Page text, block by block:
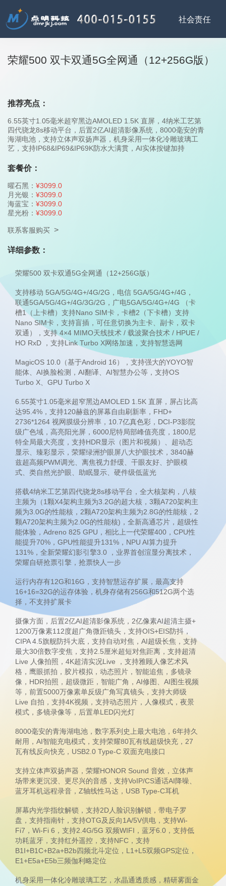
荣耀500 双卡双通5G全网通（12+256G版）
推荐亮点：
6.55英寸1.05毫米超窄黑边AMOLED 1.5K 直屏，4纳米工艺第
四代骁龙8s移动平台，后置2亿AI超清影像系统，8000毫安的青
海湖电池，支持立体声双扬声器，机身采用一体化冷雕玻璃工
艺，支持IP68&IP69&IP69K防水大满贯，AI实体按键加持
套餐价：
曜石黑： ¥3099.0
月光银： ¥3099.0
海蓝宝： ¥3099.0
星光粉： ¥3099.0
联系客服购买 >
详细参数：
荣耀500 双卡双通5G全网通（12+256G版）
支持移动 5GA/5G/4G+/4G/2G，电信 5GA/5G/4G+/4G，
联通5GA/5G/4G+/4G/3G/2G，广电5GA/5G/4G+/4G （卡
槽1（上卡槽）支持Nano SIM卡，卡槽2（下卡槽）支持
Nano SIM卡，支持盲插，可任意切换为主卡、副卡，双卡
双通），支持 4×4 MIMO天线技术 / 载波聚合技术 / HPUE /
HO RxD ，支持Link Turbo X网络加速，支持智慧选网
MagicOS 10.0（基于Android 16），支持强大的YOYO智
能体、AI换脸检测，AI翻译、AI智慧办公等，支持OS
Turbo X、GPU Turbo X
6.55英寸1.05毫米超窄黑边AMOLED 1.5K 直屏，屏占比高
达95.4%，支持120赫兹的屏幕自由刷新率，FHD+
2736*1264 视网膜级分辨率，10.7亿真色彩，DCI-P3影院
级广色域，高亮阳光屏，6000尼特局部峰值亮度，1800尼
特全局最大亮度，支持HDR显示（图片和视频）、超动态
显示、臻彩显示，荣耀绿洲护眼屏八大护眼技术，3840赫
兹超高频PWM调光、离焦视力舒缓、干眼友好、护眼模
式、类自然光护眼、助眠显示、硬件级低蓝光
搭载4纳米工艺第四代骁龙8s移动平台，全大核架构，八核
主频为（1颗X4架构主频为3.2G的超大核，3颗A720架构主
频为3.0G的性能核，2颗A720架构主频为2.8G的性能核，2
颗A720架构主频为2.0G的性能核)，全新高通芯片，超级性
能体验，Adreno 825 GPU，相比上一代荣耀400，CPU性
能提升70%，GPU性能提升131%，NPU AI算力提升
131%，全新荣耀幻影引擎3.0 ，业界首创渲显分离技术，
荣耀自研抢票引擎，抢票快人一步
运行内存有12G和16G，支持智慧运存扩展，最高支持
16+16=32G的运存体验，机身存储有256G和512G两个选
择，不支持扩展卡
摄像方面，后置2亿AI超清影像系统，2亿像素AI超清主摄+
1200万像素112度超广角微距镜头，支持OIS+EIS防抖，
CIPA 4.5旗舰防抖大底，支持自动对焦，AI超级长焦，支持
最大30倍数字变焦，支持2.5厘米超短对焦距离，支持超清
Live 人像拍照，4K超清实况Live ，支持雅顾人像艺术风
格，鹰眼抓拍，胶片模拟，动态照片，智能追焦，多镜录
像，HDR拍照，超级微距，智能广角，AI修图、AI图生视频
等，前置5000万像素单反级广角写真镜头，支持大师级
Live 自拍，支持4K视频，支持动态照片，人像模式，夜景
模式，多镜录像等，后置单LED闪光灯
8000毫安的青海湖电池，数字系列史上最大电池，6年持久
耐用，AI智能充电模式，支持荣耀80瓦有线超级快充，27
瓦有线反向快充，USB2.0 Type-C 双面充电接口
支持立体声双扬声器，荣耀HONOR Sound 音效，立体声
场带来更沉浸、更尽兴的音感，支持VoIP/CS通话AI降噪、
蓝牙耳机远程录音，Z轴线性马达，USB Type-C耳机
屏幕内光学指纹解锁，支持2D人脸识别解锁，带电子罗
盘，支持指南针，支持OTG及反向1A/5V供电，支持Wi-
Fi7，Wi-Fi 6，支持2.4G/5G 双频WIFI，蓝牙6.0，支持低
功耗蓝牙，支持红外遥控，支持NFC，支持
B1I+B1C+B2a+B2b四频北斗定位，L1+L5双频GPS定位，
E1+E5a+E5b三频伽利略定位
机身采用一体化冷雕玻璃工艺，水晶通透质感，精研雾面金